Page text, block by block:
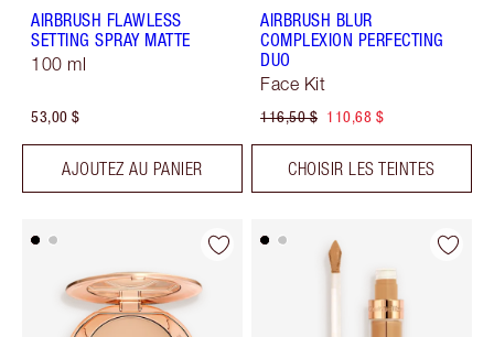
AIRBRUSH FLAWLESS
SETTING SPRAY MATTE
100 ml
53,00 $
AJOUTEZ AU PANIER
AIRBRUSH BLUR
COMPLEXION PERFECTING
DUO
Face Kit
116,50 $ 110,68 $
CHOISIR LES TEINTES